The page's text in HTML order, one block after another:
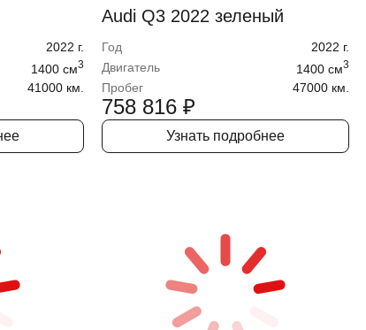
2022 г.
1400 cм3
41000 км.
Audi Q3 2022 зеленый
Год 2022 г.
Двигатель
1400 cм3
Пробег 47000 км.
758 816 ₽
Узнать подробнее